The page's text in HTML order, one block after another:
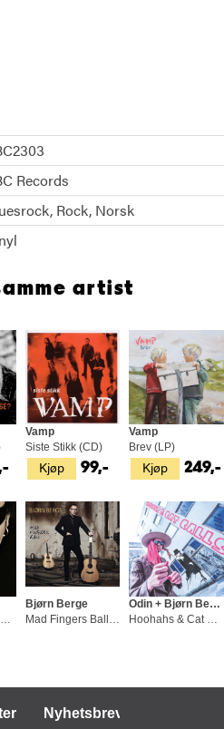
Records
Rock Norsk
artist
Kjøp
Vamp
Siste Stikk (CD)
99,- Kjøp
Vamp
Brev (LP)
249,-
Bjørn Berge
Odin + Bjørn Berge
Nyhetsbrev